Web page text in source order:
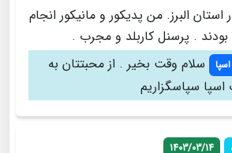
استان البرز. من پدیکور و مانیکور انجام
بودند . پرسنل کاربلد و مجرب .
سلام وقت بخیر . از محبتتان به
سپاسگزاریم
1403/03/14